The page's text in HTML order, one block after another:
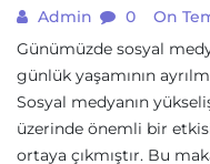
Admin 0
On
Günümüzde sosyal
günlük yaşamının
Sosyal medyanın
üzerinde önemli bir
ortaya çıkmıştır. Bu